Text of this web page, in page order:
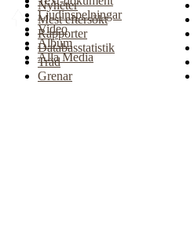
Ljudinspelningar
Video
Album
Alla Media
Nyheter
Mest eftersökt
Rapporter
Databasstatistik
Träd
Grenar